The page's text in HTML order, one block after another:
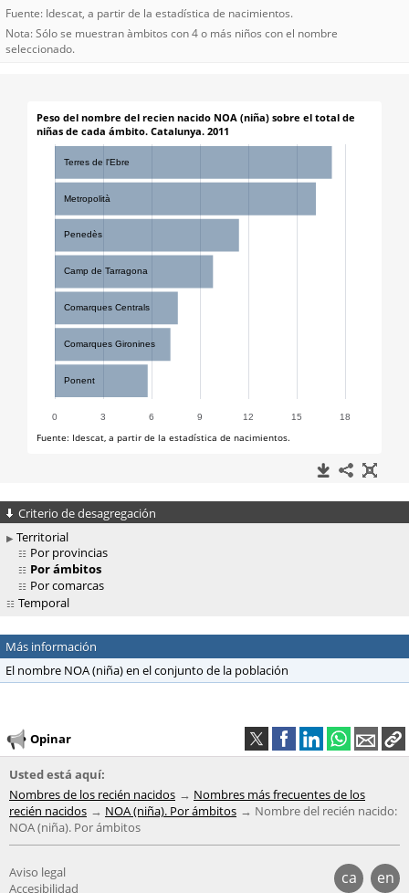
Fuente: Idescat, a partir de la estadística de nacimientos.
Nota: Sólo se muestran àmbitos con 4 o más niños con el nombre
seleccionado.
Criterio de desagregación
Territorial
Por provincias
Por ámbitos
Por comarcas
Temporal
Más información
El nombre NOA (niña) en el conjunto de la población
Opinar
Usted está aquí:
Nombres de los recién nacidos
Nombres más frecuentes de los
recién nacidos
NOA (niña). Por ámbitos
Nombre del recién nacido:
NOA (niña). Por ámbitos
ca en
Aviso legal
Accesibilidad